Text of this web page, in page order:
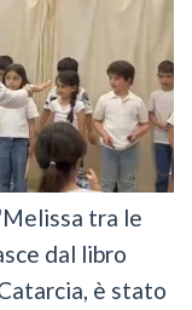
tra le
dal libro
è stato